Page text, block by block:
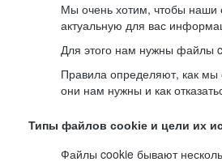
Мы очень хотим, чтобы наши
актуальную для вас
Для этого нам нужны файлы
Правила определяют, как
они нам нужны и как
Типы файлов cookie и цели их
Файлы cookie бывают